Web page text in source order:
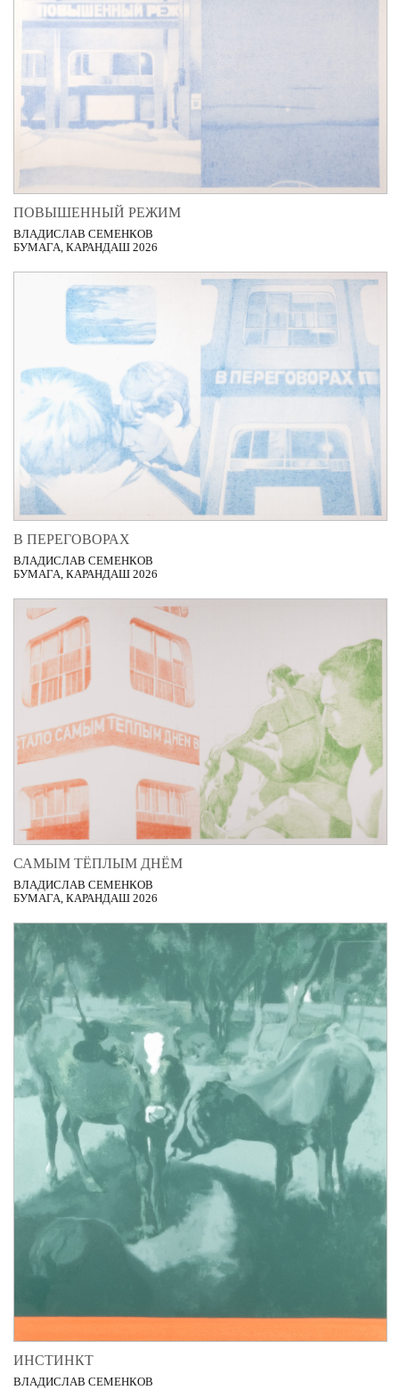
ПОВЫШЕННЫЙ РЕЖИМ
ВЛАДИСЛАВ СЕМЕНКОВ
БУМАГА, КАРАНДАШ 2026
В ПЕРЕГОВОРАХ
ВЛАДИСЛАВ СЕМЕНКОВ
БУМАГА, КАРАНДАШ 2026
САМЫМ ТЁПЛЫМ ДНЁМ
ВЛАДИСЛАВ СЕМЕНКОВ
БУМАГА, КАРАНДАШ 2026
ИНСТИНКТ
ВЛАДИСЛАВ СЕМЕНКОВ